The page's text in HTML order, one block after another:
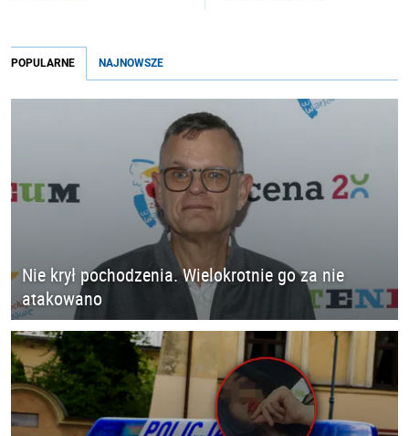
POPULARNE NAJNOWSZE
Nie krył pochodzenia. Wielokrotnie go za nie
atakowano